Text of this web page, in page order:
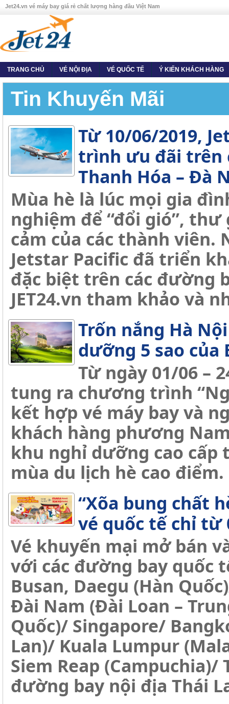
Jet24.vn vé máy bay giá rẻ chất lượng hàng đầu Việt Nam
TRANG CHỦ VÉ NỘI ĐỊA VÉ QUỐC TẾ Ý KIẾN KHÁCH HÀNG
Tin Khuyến Mãi
Từ 10/06/2019,
trình ưu đãi trên
Thanh Hóa – Đà
Mùa hè là lúc mọi gia
nghiệm để “đổi gió”,
cảm của các thành viên.
Jetstar Pacific đã triển
đặc biệt trên các đường
JET24.vn tham khảo và
Trốn nắng Hà
dưỡng 5 sao của
Từ ngày 01/06 –
tung ra chương trình
kết hợp vé máy bay và
khách hàng phương
khu nghỉ dưỡng cao cấp
mùa du lịch hè cao điểm.
“Xõa bung chất
vé quốc tế chỉ từ
Vé khuyến mại mở bán
với các đường bay quốc
Busan, Daegu (Hàn
Đài Nam (Đài Loan –
Quốc)/ Singapore/
Lan)/ Kuala Lumpur
Siem Reap (Campuchia)/
đường bay nội địa Thái